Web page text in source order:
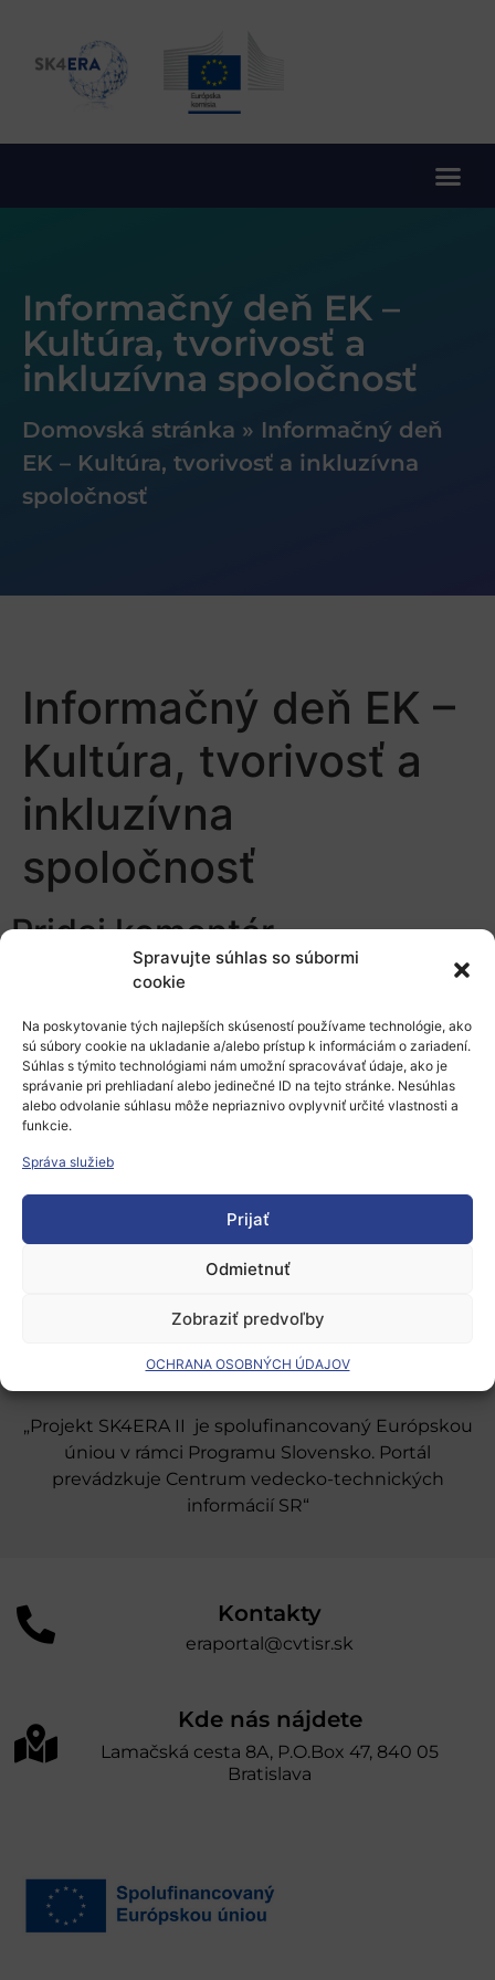
Spravujte súhlas so súbormi
cookie
Na poskytovanie tých najlepších skúseností používame technológie, ako
sú súbory cookie na ukladanie a/alebo prístup k informáciám o zariadení.
Súhlas s týmito technológiami nám umožní spracovávať údaje, ako je
správanie pri prehliadaní alebo jedinečné ID na tejto stránke. Nesúhlas
alebo odvolanie súhlasu môže nepriaznivo ovplyvniť určité vlastnosti a
funkcie.
Správa služieb
Prijať
Odmietnuť
Zobraziť predvoľby
OCHRANA OSOBNÝCH ÚDAJOV
Informačný deň EK –
Kultúra, tvorivosť a
inkluzívna spoločnosť
Domovská stránka » Informačný deň
EK – Kultúra, tvorivosť a inkluzívna
spoločnosť
Informačný deň EK –
Kultúra, tvorivosť a
inkluzívna
spoločnosť
Pridaj komentár
Prepáčte, ale pred zanechaním komentára sa musíte
Oblasti našej podpory
Podporné schémy a služby
Grantové programy pre výskum
Odber noviniek
„Projekt SK4ERA II je spolufinancovaný Európskou
úniou v rámci Programu Slovensko. Portál
prevádzkuje Centrum vedecko-technických
informácií SR“
Kontakty
eraportal@cvtisr.sk
Kde nás nájdete
Lamačská cesta 8A, P.O.Box 47, 840 05
Bratislava